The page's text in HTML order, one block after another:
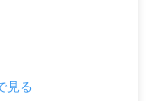
見る